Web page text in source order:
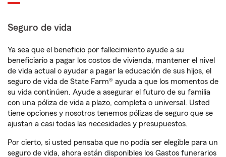
Seguro de vida
Ya sea que el beneficio por fallecimiento ayude a su
beneficiario a pagar los costos de vivienda, mantener el nivel
de vida actual o ayudar a pagar la educación de sus hijos, el
seguro de vida de State Farm® ayuda a que los momentos de
su vida continúen. Ayude a asegurar el futuro de su familia
con una póliza de vida a plazo, completa o universal. Usted
tiene opciones y nosotros tenemos pólizas de seguro que se
ajustan a casi todas las necesidades y presupuestos.
Por cierto, si usted pensaba que no podía ser elegible para un
seguro de vida, ahora están disponibles los Gastos funerarios